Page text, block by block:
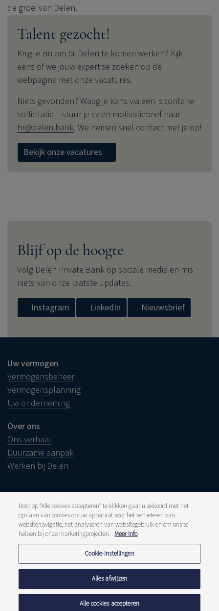
de groei van Delen.
Talent gezocht!
Krijg je zin om bij Delen te komen werken? Kijk
eens of we jouw expertise zoeken op de
webpagina met onze vacatures.
Niets gevonden? Waag je kans via een spontane
sollicitatie – stuur je cv en motivatiebrief naar
hr@delen.bank. We nemen snel contact met je op!
Bekijk onze vacatures
Blijf op de hoogte
Volg Delen Private Bank op sociale media en mis
niets van onze laatste updates.
Instagram
LinkedIn Nieuwsbrief
Uw vermogen
Vermogensbeheer
Vermogensplanning
Uw onderneming
Over ons
Ons verhaal
Duurzame aanpak
Werken bij Delen
Juridische info
Disclaimer
Klacht
Klokkenluiders
Tarieven
Cookiebeleid
Meldpunt fraude
Door op “Alle cookies accepteren” te klikken gaat u akkoord met het
opslaan van cookies op uw apparaat voor het verbeteren van
websitenavigatie, het analyseren van websitegebruik en om ons te
helpen bij onze marketingprojecten. Meer Info
Cookie-instellingen
Alles afwijzen
Alle cookies accepteren